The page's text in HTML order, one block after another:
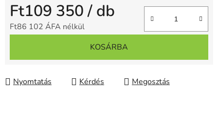
Ft109 350/ db
Ft86 102 ÁFA nélkül
KOSÁRBA
Nyomtatás Kérdés Megosztás